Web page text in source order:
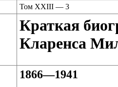
Том XXIII — 3
Краткая
Кларенса
1866—1941